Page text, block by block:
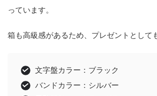
っています。
箱も高級感があるため、プレゼントとして
文字盤カラー：ブラック
バンドカラー：シルバー